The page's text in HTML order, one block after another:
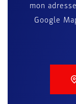
mon
Google